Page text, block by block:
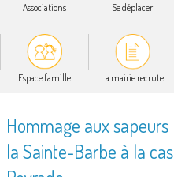
Associations Se déplacer
Espace famille La mairie recrute
Hommage aux
la Sainte-Barbe à la